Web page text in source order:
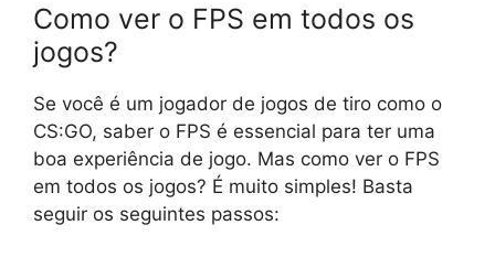
Como ver o FPS em todos os
jogos?
Se você é um jogador de jogos de tiro como o
CS:GO, saber o FPS é essencial para ter uma
boa experiência de jogo. Mas como ver o FPS
em todos os jogos? É muito simples! Basta
seguir os seguintes passos: